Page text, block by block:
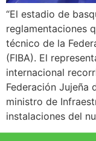
“El estadio de
reglamentaciones
técnico de la
(FIBA). El
internacional
Federación Jujeña
ministro de
instalaciones del